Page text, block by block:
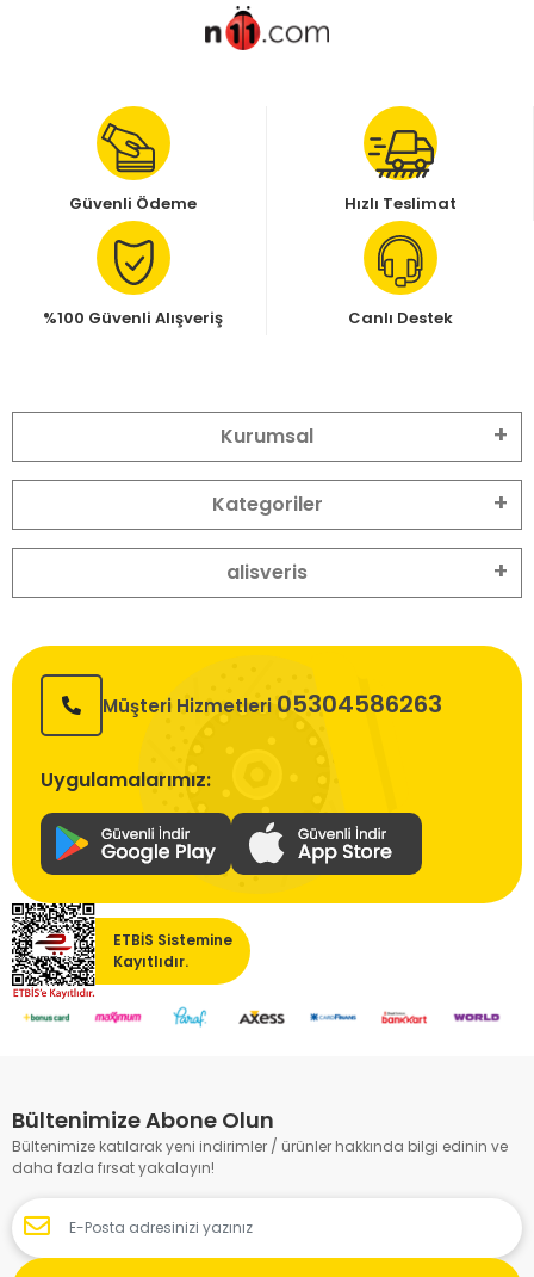
Güvenli Ödeme Hızlı Teslimat
%100 Güvenli Alışveriş Canlı Destek
Kurumsal
Kategoriler
alisveris
Müşteri Hizmetleri 05304586263
Uygulamalarımız:
ETBİS Sistemine
Kayıtlıdır.
Bültenimize Abone Olun
Bültenimize katılarak yeni indirimler / ürünler hakkında bilgi edinin ve
daha fazla fırsat yakalayın!